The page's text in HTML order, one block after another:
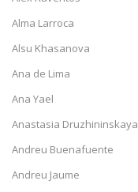
Alma Larroca
Alsu Khasanova
Ana de Lima
Ana Yael
Anastasia Druzhininskaya
Andreu Buenafuente
Andreu Jaume